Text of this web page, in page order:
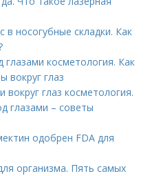
носогубные складки. Как
косметология. Как
вокруг глаз
вокруг глаз косметология.
глазами – советы
одобрен FDA для
организма. Пять самых